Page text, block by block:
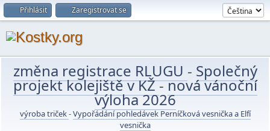
Přihlásit Zaregistrovat se
změna registrace RLUGU - Společný
projekt kolejiště v KŽ-nová vánoční
výloha 2026
výroba triček-Vypořádání pohledávek Perníčková vesnička a Elfí
vesnička